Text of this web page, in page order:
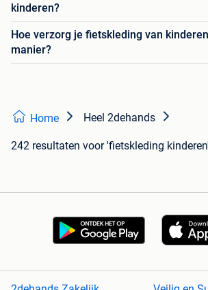
kinderen?
Hoe verzorg je fietskleding van
manier?
Home Heel 2dehands
242 resultaten voor 'fietskleding kinderen'